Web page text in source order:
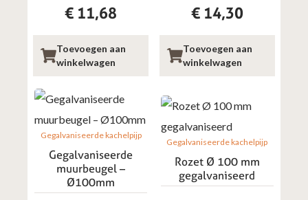
€ 11,68
Toevoegen aan
winkelwagen
€14,30
Toevoegen aan
winkelwagen
Gegalvaniseerde kachelpijp
Gegalvaniseerde
muurbeugel –
Ø100mm
Gegalvaniseerde kachelpijp
Rozet Ø 100 mm
gegalvaniseerd